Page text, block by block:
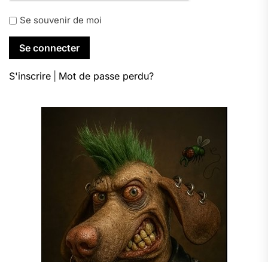
Se souvenir de moi
S'inscrire Mot de passe perdu?